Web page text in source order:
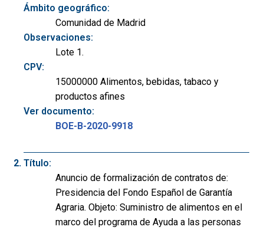
Ámbito geográfico:
Comunidad de Madrid
Observaciones:
Lote 1.
CPV:
15000000 Alimentos, bebidas, tabaco y
productos afines
Ver documento:
BOE-B-2020-9918
Título:
Anuncio de formalización de contratos de:
Presidencia del Fondo Español de Garantía
Agraria. Objeto: Suministro de alimentos en el
marco del programa de Ayuda a las personas